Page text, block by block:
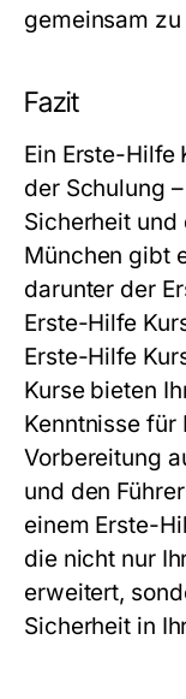
gemeinsam zu
Fazit
Ein Erste-Hilfe
der Schulung
Sicherheit und
München gibt
darunter der
Erste-Hilfe
Erste-Hilfe
Kurse bieten
Kenntnisse für
Vorbereitung
und den
einem Erste-
die nicht nur
erweitert,
Sicherheit in